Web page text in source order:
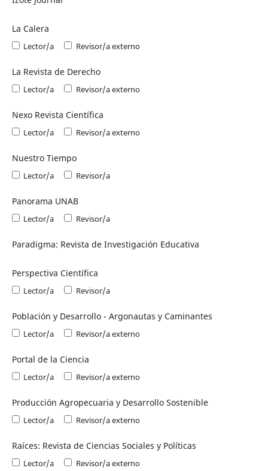
La Calera
Lector/a Revisor/a externo
La Revista de Derecho
Lector/a Revisor/a externo
Nexo Revista Científica
Lector/a Revisor/a externo
Nuestro Tiempo
Lector/a Revisor/a
Panorama UNAB
Lector/a Revisor/a
Paradigma: Revista de Investigación Educativa
Perspectiva Científica
Lector/a Revisor/a
Población y Desarrollo - Argonautas y Caminantes
Lector/a Revisor/a externo
Portal de la Ciencia
Lector/a Revisor/a externo
Producción Agropecuaria y Desarrollo Sostenible
Lector/a Revisor/a externo
Raíces: Revista de Ciencias Sociales y Políticas
Lector/a Revisor/a externo